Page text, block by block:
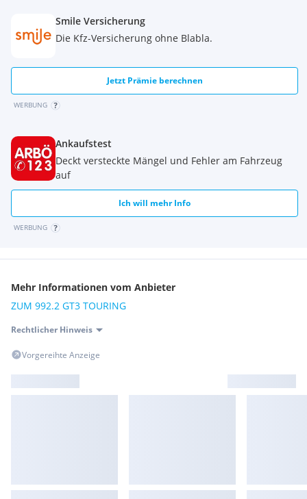
vorbehalten.
Serienausstattungen:
Importeur einzuholen"
Smile Versicherung
Die Kfz-Versicherung ohne Blabla.
Jetzt Prämie berechnen
WERBUNG
Ankaufstest
Deckt versteckte Mängel und Fehler am Fahrzeug
auf
Ich will mehr Info
WERBUNG
Mehr Informationen vom Anbieter
ZUM 992.2 GT3 TOURING
Rechtlicher Hinweis
Vorgereihte Anzeige